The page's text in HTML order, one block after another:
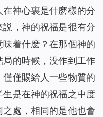
神心裏是什麽樣的分
，神的祝福是很有分
着什麽？在那個神的
的時候，没作到工作
僅賜給人一些物質的
是在神的祝福之中度
處，相同的是他也會